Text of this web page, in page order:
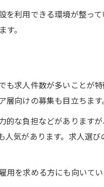
ャーナル系での応募時チ
利用できる環境が整っ
。
求人件数が多いことが
向けの募集も目立ちます。
な負担などがあります
気があります。求人選
を求める方にも向いて